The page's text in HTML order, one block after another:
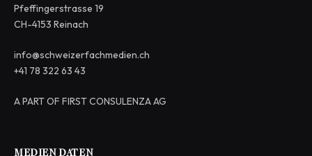
Pfeffingerstrasse 19
CH-4153 Reinach
info@schweizerfachmedien.ch
+41 78 322 63 43
A PART OF FIRST CONSULENZA AG
MEDIEN DATEN